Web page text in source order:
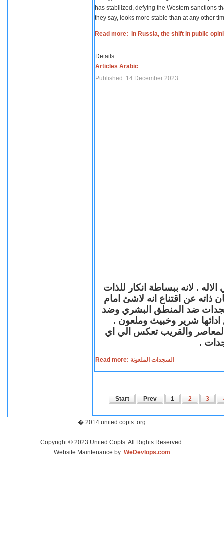
has stabilized, defying the Western sanctions
they say, looks more stable than at any other
Read more: In Russia, the shift in public
Details
Articles Arabic
Published: 14 December 2023
. لانه ببساطة انكار للذات
ذاته عن اقتناع انه لاشئ امام
ضد المنطق البشري وضد
ادائها شرير وخبيث وملعون .
المعاصر والقريب تعكس الي اي
.
Read more: السجدات الملعونة
Start Prev 1 2 3
� 2014 united copts .org
Copyright © 2023 United Copts. All Rights Reserved.
Website Maintenance by: WeDevlops.com